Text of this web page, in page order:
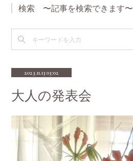
検索 〜記事を検索できます〜
2023.11.13 03:02
大人の発表会